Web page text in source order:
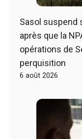
Sasol suspend
après que la
opérations de
perquisition
6 août 2026